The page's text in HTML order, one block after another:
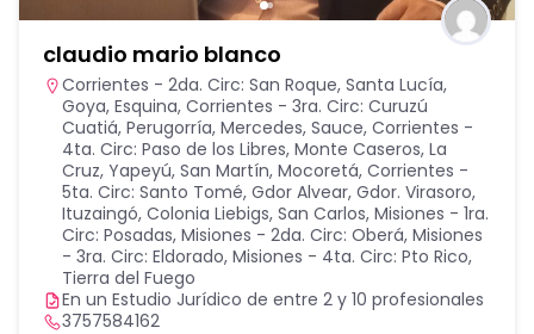
claudio mario blanco
Corrientes - 2da. Circ: San Roque, Santa Lucía,
Goya, Esquina, Corrientes - 3ra. Circ: Curuzú
Cuatiá, Perugorría, Mercedes, Sauce, Corrientes -
4ta. Circ: Paso de los Libres, Monte Caseros, La
Cruz, Yapeyú, San Martín, Mocoretá, Corrientes -
5ta. Circ: Santo Tomé, Gdor Alvear, Gdor. Virasoro,
Ituzaingó, Colonia Liebigs, San Carlos, Misiones - 1ra.
Circ: Posadas, Misiones - 2da. Circ: Oberá, Misiones
- 3ra. Circ: Eldorado, Misiones - 4ta. Circ: Pto Rico,
Tierra del Fuego
En un Estudio Jurídico de entre 2 y 10 profesionales
3757584162